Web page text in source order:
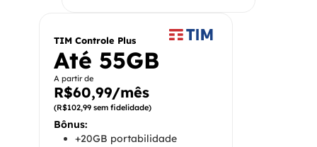
TIM Controle Plus
Até 55GB
A partir de
R$60,99/mês
(R$102,99 sem fidelidade)
Bônus:
+20GB portabilidade